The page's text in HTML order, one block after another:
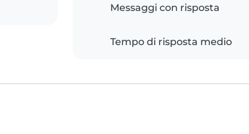
Messaggi con risposta
Tempo di risposta medio